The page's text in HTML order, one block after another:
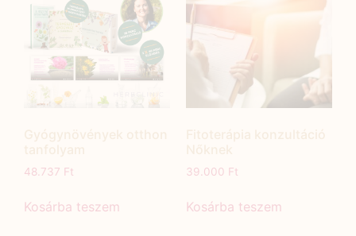
48.737 Ft
Kosárba teszem
39.000 Ft
Kosárba teszem